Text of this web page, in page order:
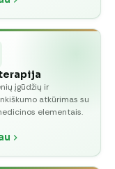
įgūdžių ir
atkūrimas su
elementais.